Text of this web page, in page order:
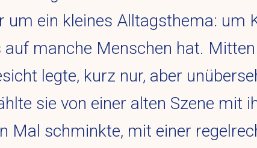
um ein kleines Alltagsthema: um
auf manche Menschen hat.
legte, kurz nur, aber
sie von einer alten Szene mit
Mal schminkte, mit einer